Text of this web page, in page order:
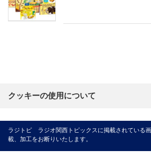
クッキーの使用について
ラジトピ ラジオ関西トピックスに掲載されている
載、加工をお断りいたします。